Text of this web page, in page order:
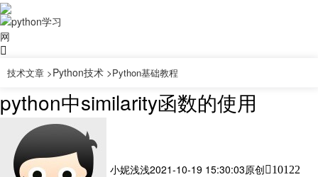
技术文章 >Python技术 >Python基础教程
python中similarity函数的使用
小妮浅浅2021-10-19 15:30:03原创 10122